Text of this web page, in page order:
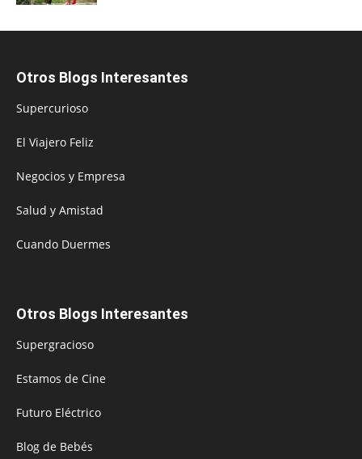
Otros Blogs Interesantes
Supercurioso
El Viajero Feliz
Negocios y Empresa
Salud y Amistad
Cuando Duermes
Otros Blogs Interesantes
Supergracioso
Estamos de Cine
Futuro Eléctrico
Blog de Bebés